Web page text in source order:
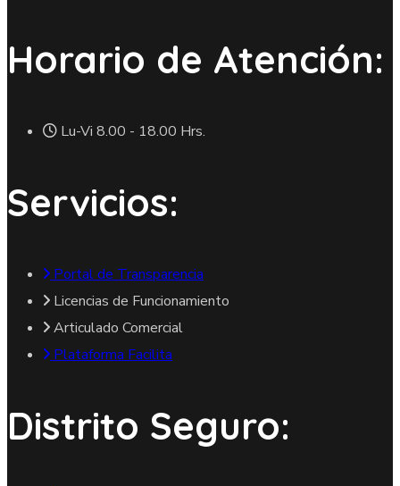
Horario de Atención:
Lu-Vi 8.00 - 18.00 Hrs.
Servicios:
Portal de Transparencia
Licencias de Funcionamiento
Articulado Comercial
Plataforma Facilita
Distrito Seguro: